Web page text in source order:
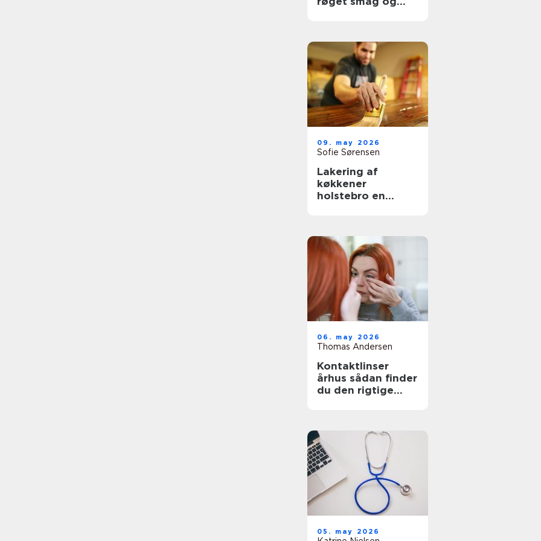
09. may 2026
Sofie Sørensen
Lakering af
køkkener
holstebro en
06. may 2026
Thomas Andersen
Kontaktlinser
århus sådan finder
du den rigtige
05. may 2026